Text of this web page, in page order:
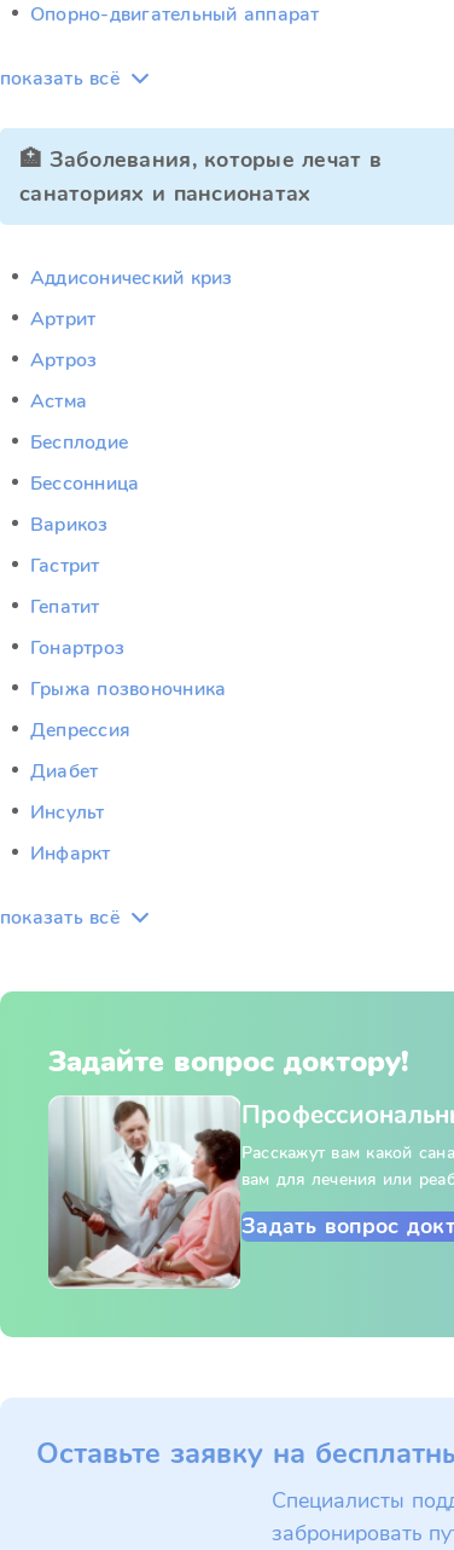
Опорно-двигательный аппарат
показать всё
🏥 Заболевания, которые лечат в
санаториях и пансионатах
Аддисонический криз
Артрит
Артроз
Астма
Бесплодие
Бессонница
Варикоз
Гастрит
Гепатит
Гонартроз
Грыжа позвоночника
Депрессия
Диабет
Инсульт
Инфаркт
показать всё
Задайте вопрос доктору!
Расскажут вам какой
вам для лечения или
Задать вопрос
Оставьте заявку на
Специалисты
забронировать